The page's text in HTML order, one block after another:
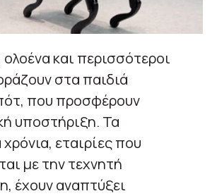
ολοένα και περισσότεροι
στα παιδιά
που προσφέρουν
υποστήριξη. Τα
χρόνια, εταιρίες που
με την τεχνητή
έχουν αναπτύξει